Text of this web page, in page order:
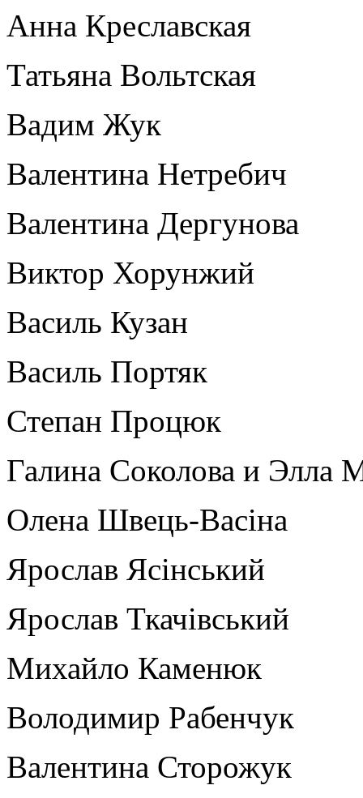
Анна Креславская
Татьяна Вольтская
Вадим Жук
Валентина Нетребич
Валентина Дергунова
Виктор Хорунжий
Василь Кузан
Василь Портяк
Степан Процюк
Галина Соколова и Элла
Олена Швець-Васіна
Ярослав Ясінський
Ярослав Ткачівський
Михайло Каменюк
Володимир Рабенчук
Валентина Сторожук